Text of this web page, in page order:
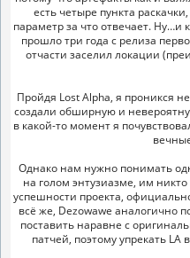
есть четыре пункта
параметр за что отвечает.
прошло три года с релиза
отчасти заселил локации
Пройдя Lost Alpha, я проникся
создали обширную и
в какой-то момент я
Однако нам нужно понимать
на голом энтузиазме, им
успешности проекта,
всё же, Dezowawe аналогично
поставить наравне с
патчей, поэтому упрекать